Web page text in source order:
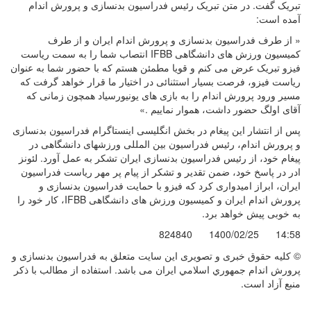
تبریک گفت. در متن تبریک رئیس فدراسیون بدنسازی و پرورش اندام
آمده است:
« از طرف فدراسیون بدنسازی و پرورش اندام ایران و از طرف
کمیسیون ورزش های دانشگاهی IFBB انتصاب شما را به سمت ریاست
فیزو تبریک عرض می کنم و قویا مطمئن هستم که با حضور شما به عنوان
ریاست فیزو، فرصت بسیار استثنائی در اختیار ما قرار خواهد گرفت که
مسیر ورود پرورش اندام را به بازی های یونیورسیاد همچون زمانی که
آقای اولگ حضور داشت، هموار نماییم .»
پس از انتشار این پیغام در بخش انگلیسی اینستاگرام فدراسیون بدنسازی
و پرورش اندام، رئیس فدراسیون بین المللی ورزشهای دانشگاهی در
پیغام خود، از رئیس فدراسیون بدنسازی ایران تشکر به عمل آورد. لئونز
ادر در پاسخ خود، ضمن تقدیر و تشکر از پیام پر مهر ریاست فدراسیون
ایران، ابراز امیدواری کرد که فیزو با حمایت فدراسیون بدنسازی و
پرورش اندام ایران و کمیسیون ورزش های دانشگاهی IFBB، کار خود را
به خوبی پیش خواهد برد.
14:58
1400/02/25
824840
© کليه حقوق خبری و تصويری اين سايت متعلق به فدراسيون بدنسازی و
پرورش اندام جمهوري اسلامي ايران می باشد. استفاده از مطالب با ذكر
منبع آزاد است.